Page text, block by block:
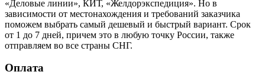
«Деловые линии», КИТ, «Желдорэкспедиция». Но в
зависимости от местонахождения и требований заказчика
поможем выбрать самый дешевый и быстрый вариант. Срок
от 1 до 7 дней, причем это в любую точку России, также
отправляем во все страны СНГ.
Оплата